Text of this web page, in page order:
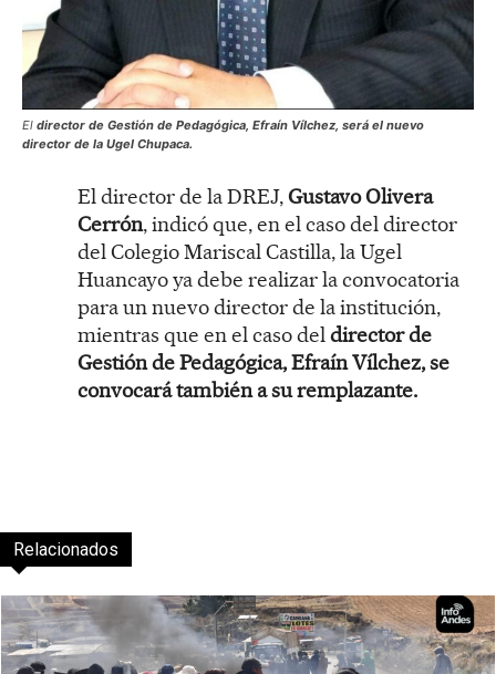
El director de Gestión de Pedagógica, Efraín Vílchez, será el nuevo
director de la Ugel Chupaca.
El director de la DREJ,Gustavo Olivera
Cerrón, indicó que, en el caso del director
del Colegio Mariscal Castilla, la Ugel
Huancayo ya debe realizar la convocatoria
para un nuevo director de la institución,
mientras que en el caso deldirector de
Gestión de Pedagógica, Efraín Vílchez, se
convocará también a su remplazante.
Relacionados